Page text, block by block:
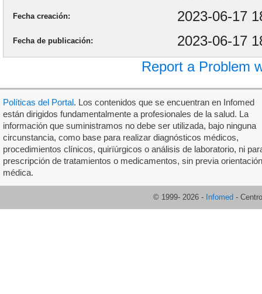
Fecha creación 2023-06-17
Fecha de publicación
2023-06-17
Report a Problem
Políticas del Portal. Los contenidos que se encuentran en Infomed
están dirigidos fundamentalmente a profesionales de la salud. La
información que suministramos no debe ser utilizada, bajo ninguna
circunstancia, como base para realizar diagnósticos médicos,
procedimientos clínicos, quirïúrgicos o análisis de laboratorio, ni
prescripción de tratamientos o medicamentos, sin previa orientación
médica.
© 1999- 2026 - Infomed -